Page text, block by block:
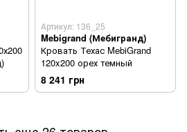
Артикул: 136_25
Mebigrand (Мебигранд)
Кровать Техас MebiGrand
120x200 орех темный
8 241 грн